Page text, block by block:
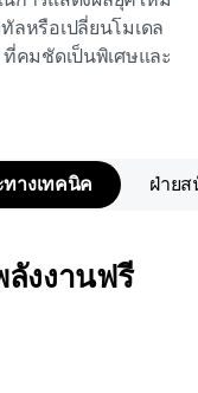
ลหรือเปลี่ยนโมเดล
คมชัดเป็นพิเศษและ
างเทคนิค ฝ่าย
งงานฟรี